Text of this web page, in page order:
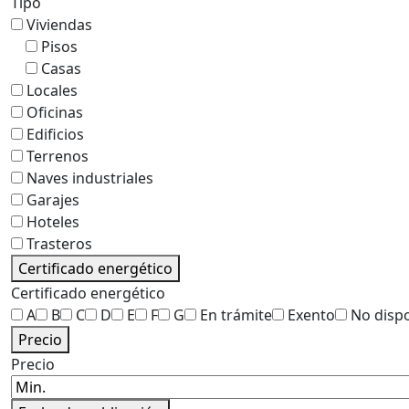
Viviendas
Pisos
Casas
Locales
Oficinas
Edificios
Terrenos
Naves industriales
Garajes
Hoteles
Trasteros
Certificado energético
Certificado energético
A
B C D E F G En trámite Exento
No
Precio
Precio